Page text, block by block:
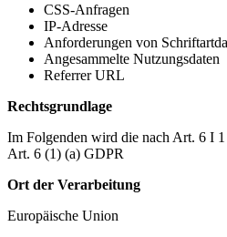
CSS-Anfragen
IP-Adresse
Anforderungen von
Angesammelte Nutzungsdaten
Referrer URL
Rechtsgrundlage
Im Folgenden wird die nach Art. 6 I
Art. 6 (1) (a) GDPR
Ort der Verarbeitung
Europäische Union